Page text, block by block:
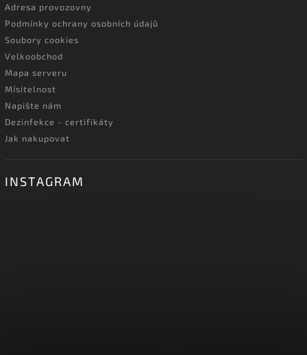
Adresa provozovny
Podmínky ochrany osobních údajů
Soubory cookies
Velkoobchod
Mapa serveru
Mísitelnost
Napište nám
Dezinfekce - certifikáty
Jak nakupovat
INSTAGRAM